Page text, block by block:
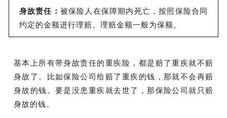
身故责任： 被保险人在保障期内死亡，按照保险合同
约定的金额进行理赔。理赔金额一般为保额。
基本上所有带身故责任的重疾险，都是赔了重疾就不赔
身故了。比如保险公司给赔了重疾的钱，那就不会再赔
身故的钱。要是没患重疾就去世了，那保险公司就只赔
身故的钱。